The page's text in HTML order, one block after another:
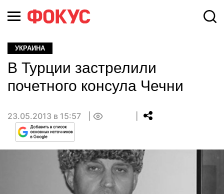
УКРАИНА
В Турции застрелили
почетного консула Чечни
23.05.2013 в 15:57